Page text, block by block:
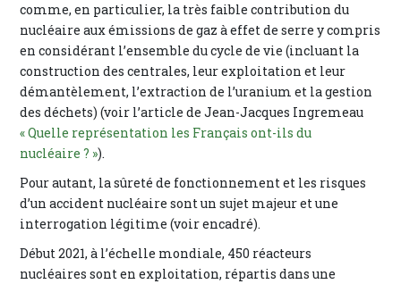
comme, en particulier, la très faible contribution du
nucléaire aux émissions de gaz à effet de serre y compris
en considérant l’ensemble du cycle de vie (incluant la
construction des centrales, leur exploitation et leur
démantèlement, l’extraction de l’uranium et la gestion
des déchets) (voir l’article de Jean-Jacques Ingremeau
« Quelle représentation les Français ont-ils du
nucléaire ? »).
Pour autant, la sûreté de fonctionnement et les risques
d’un accident nucléaire sont un sujet majeur et une
interrogation légitime (voir encadré).
Début 2021, à l’échelle mondiale, 450 réacteurs
nucléaires sont en exploitation, répartis dans une